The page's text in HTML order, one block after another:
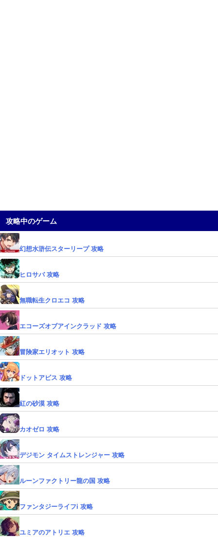
攻略中のゲーム
幻想水滸伝スターリープ 攻略
ヒロサバ 攻略
無職転生クロエコ 攻略
エコーズオブアインクラッド 攻略
冒険家エリオット 攻略
ドットアビス 攻略
紅の砂漠 攻略
カオゼロ 攻略
デジモン タイムストレンジャー 攻略
ルーンファクトリー龍の国 攻略
ファンタジーライフi 攻略
ユミアのアトリエ 攻略